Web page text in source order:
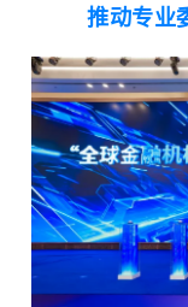
推动专业